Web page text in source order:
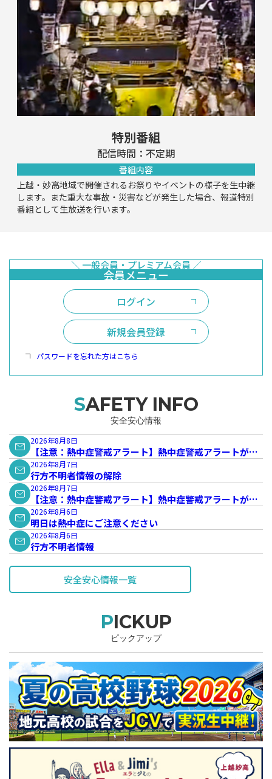
特別番組
配信時間：不定期
番組内容
上越・妙高地域で開催されるお祭りやイベントの様子を生中継
します。また重大な事故・災害などが発生した場合、報道特別
番組として生放送を行います。
ログイン
新規会員登録
パスワードを忘れた方はこちら
SAFETY INFO
安全安心情報
2026年8月8日
【注意：熱中症警戒アラート】熱中症警戒アラートが発
表されています。
2026年8月7日
行方不明者情報の解除
2026年8月7日
【注意：熱中症警戒アラート】熱中症警戒アラートが発
表されています。
2026年8月6日
明日は熱中症にご注意ください
2026年8月6日
行方不明者情報
安全安心情報一覧
PICKUP
ピックアップ